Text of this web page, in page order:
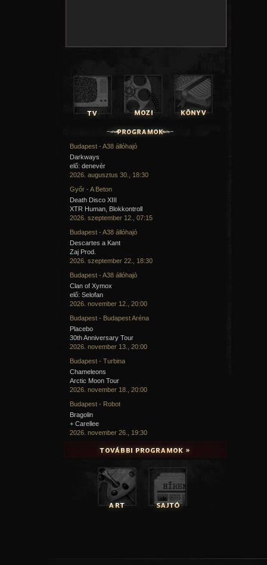
Budapest - A38 állóhajó
Darkways
elő: denevér
2026. augusztus 30., 18:30
Győr - A Beton
Death Disco XIII
XTR Human, Blokkontroll
2026. szeptember 12., 07:15
Budapest - A38 állóhajó
Descartes a Kant
Zaj Prod.
2026. szeptember 22., 18:30
Budapest - A38 állóhajó
Clan of Xymox
elő: Selofan
2026. november 12., 20:00
Budapest - Budapest Aréna
Placebo
30th Anniversary Tour
2026. november 13., 20:00
Budapest - Turbina
Chameleons
Arctic Moon Tour
2026. november 18., 20:00
Budapest - Robot
Bragolin
+ Carellee
2026. november 26., 19:30